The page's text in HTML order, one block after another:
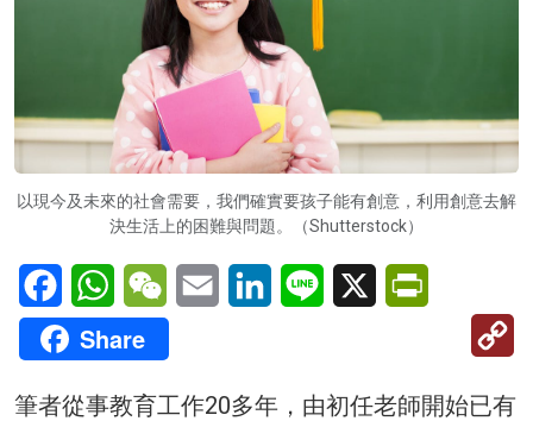
以現今及未來的社會需要，我們確實要孩子能有創意，利用創意去解
決生活上的困難與問題。（Shutterstock）
FacebookWhatsAppWeChatEmail LinkedInLine X
Share
筆者從事教育工作20多年，由初任老師開始已有